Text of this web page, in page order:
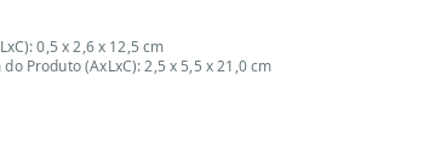
0,5 x 2,6 x 12,5 cm
Produto (AxLxC): 2,5 x 5,5 x 21,0 cm